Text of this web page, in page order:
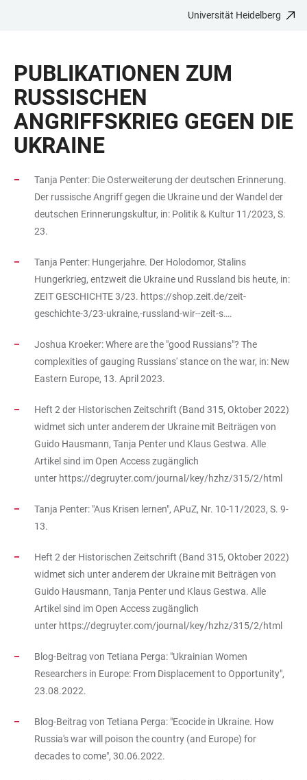
BARRIEREFREIHEIT
Universität Heidelberg
PUBLIKATIONEN ZUM
RUSSISCHEN
ANGRIFFSKRIEG GEGEN DIE
UKRAINE
Tanja Penter: Die Osterweiterung der deutschen Erinnerung.
Der russische Angriff gegen die Ukraine und der Wandel der
deutschen Erinnerungskultur, in: Politik & Kultur 11/2023, S.
23.
Tanja Penter: Hungerjahre. Der Holodomor, Stalins
Hungerkrieg, entzweit die Ukraine und Russland bis heute, in:
ZEIT GESCHICHTE 3/23. https://shop.zeit.de/zeit-
geschichte-3/23-ukraine,-russland-wir--zeit-s….
Joshua Kroeker: Where are the "good Russians"? The
complexities of gauging Russians' stance on the war, in: New
Eastern Europe, 13. April 2023.
Heft 2 der Historischen Zeitschrift (Band 315, Oktober 2022)
widmet sich unter anderem der Ukraine mit Beiträgen von
Guido Hausmann, Tanja Penter und Klaus Gestwa. Alle
Artikel sind im Open Access zugänglich
unter https://degruyter.com/journal/key/hzhz/315/2/html
Tanja Penter: "Aus Krisen lernen", APuZ, Nr. 10-11/2023, S. 9-
13.
Heft 2 der Historischen Zeitschrift (Band 315, Oktober 2022)
widmet sich unter anderem der Ukraine mit Beiträgen von
Guido Hausmann, Tanja Penter und Klaus Gestwa. Alle
Artikel sind im Open Access zugänglich
unter https://degruyter.com/journal/key/hzhz/315/2/html
Blog-Beitrag von Tetiana Perga: "Ukrainian Women
Researchers in Europe: From Displacement to Opportunity",
23.08.2022.
Blog-Beitrag von Tetiana Perga: "Ecocide in Ukraine. How
Russia's war will poison the country (and Europe) for
decades to come", 30.06.2022.